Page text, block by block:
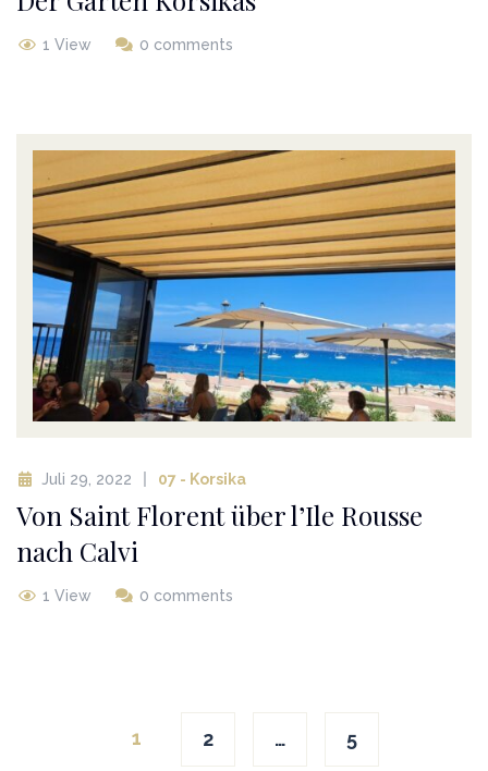
1 View 0 comments
Juli 29, 2022 07 - Korsika
Von Saint Florent über l’Ile Rousse
nach Calvi
1 View 0 comments
navigation
1 2 … 5